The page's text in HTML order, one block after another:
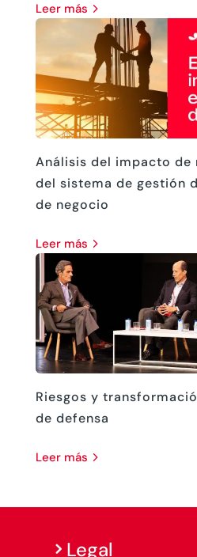
leer más
Análisis del impacto de
del sistema de gestión
de negocio
leer más
Riesgos y
de defensa
leer más
Legal